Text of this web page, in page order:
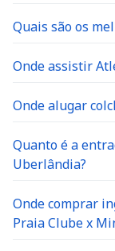
Quais são os
Onde assistir
Onde alugar
Quanto é a
Uberlândia?
Onde comprar
Praia Clube x